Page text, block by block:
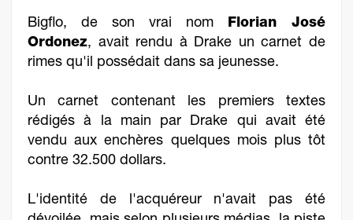
Bigflo, de son vrai nom Florian José
Ordonez, avait rendu à Drake un carnet de
rimes qu'il possédait dans sa jeunesse.
Un carnet contenant les premiers textes
rédigés à la main par Drake qui avait été
vendu aux enchères quelques mois plus tôt
contre 32.500 dollars.
L'identité de l'acquéreur n'avait pas été